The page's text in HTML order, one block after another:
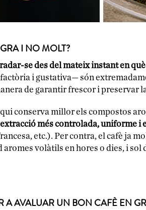
I NO MOLT?
se des del mateix instant en
i gustativa— són
de garantir frescor i preservar
qui conserva millor els compostos
extracció més controlada, uniforme i
etc.). Per contra, el cafè ja
aromes volàtils en hores o dies, i
A AVALUAR UN BON CAFÈ EN